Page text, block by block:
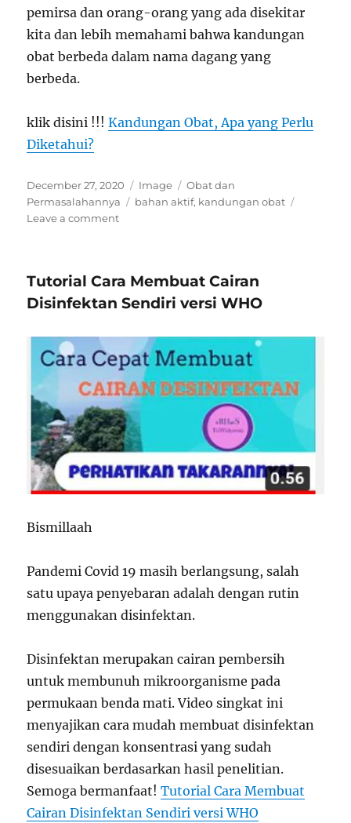
pemirsa dan orang-orang yang ada disekitar
kita dan lebih memahami bahwa kandungan
obat berbeda dalam nama dagang yang
berbeda.
klik disini !!!Kandungan Obat, Apa yang Perlu
Diketahui?
Posted
on
December 27, 2020 Format
Image Categories
Obat dan
Permasalahannya
Tags
bahan aktif, kandungan obat
Leave a commenton
yang
Perlu
Tutorial Cara Membuat Cairan
Disinfektan Sendiri versi WHO
Bismillaah
Pandemi Covid 19 masih berlangsung, salah
satu upaya penyebaran adalah dengan rutin
menggunakan disinfektan.
Disinfektan merupakan cairan pembersih
untuk membunuh mikroorganisme pada
permukaan benda mati. Video singkat ini
menyajikan cara mudah membuat disinfektan
sendiri dengan konsentrasi yang sudah
disesuaikan berdasarkan hasil penelitian.
Semoga bermanfaat!Tutorial Cara Membuat
Cairan Disinfektan Sendiri versi WHO